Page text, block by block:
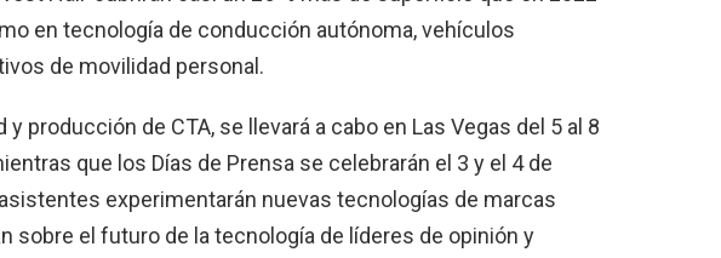
en tecnología de conducción autónoma, vehículos
de movilidad personal.
y producción de CTA, se llevará a cabo en Las Vegas del 5 al 8
que los Días de Prensa se celebrarán el 3 y el 4 de
experimentarán nuevas tecnologías de marcas
sobre el futuro de la tecnología de líderes de opinión y